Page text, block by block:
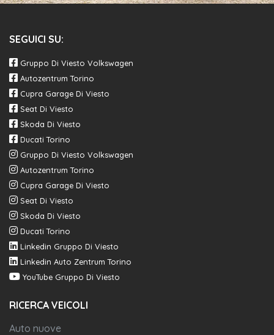
SEGUICI SU:
Gruppo Di Viesto Volkswagen
Autozentrum Torino
Cupra Garage Di Viesto
Seat Di Viesto
Skoda Di Viesto
Ducati Torino
Gruppo Di Viesto Volkswagen
Autozentrum Torino
Cupra Garage Di Viesto
Seat Di Viesto
Skoda Di Viesto
Ducati Torino
Linkedin Gruppo Di Viesto
Linkedin Auto Zentrum Torino
YouTube Gruppo Di Viesto
RICERCA VEICOLI
Auto nuove